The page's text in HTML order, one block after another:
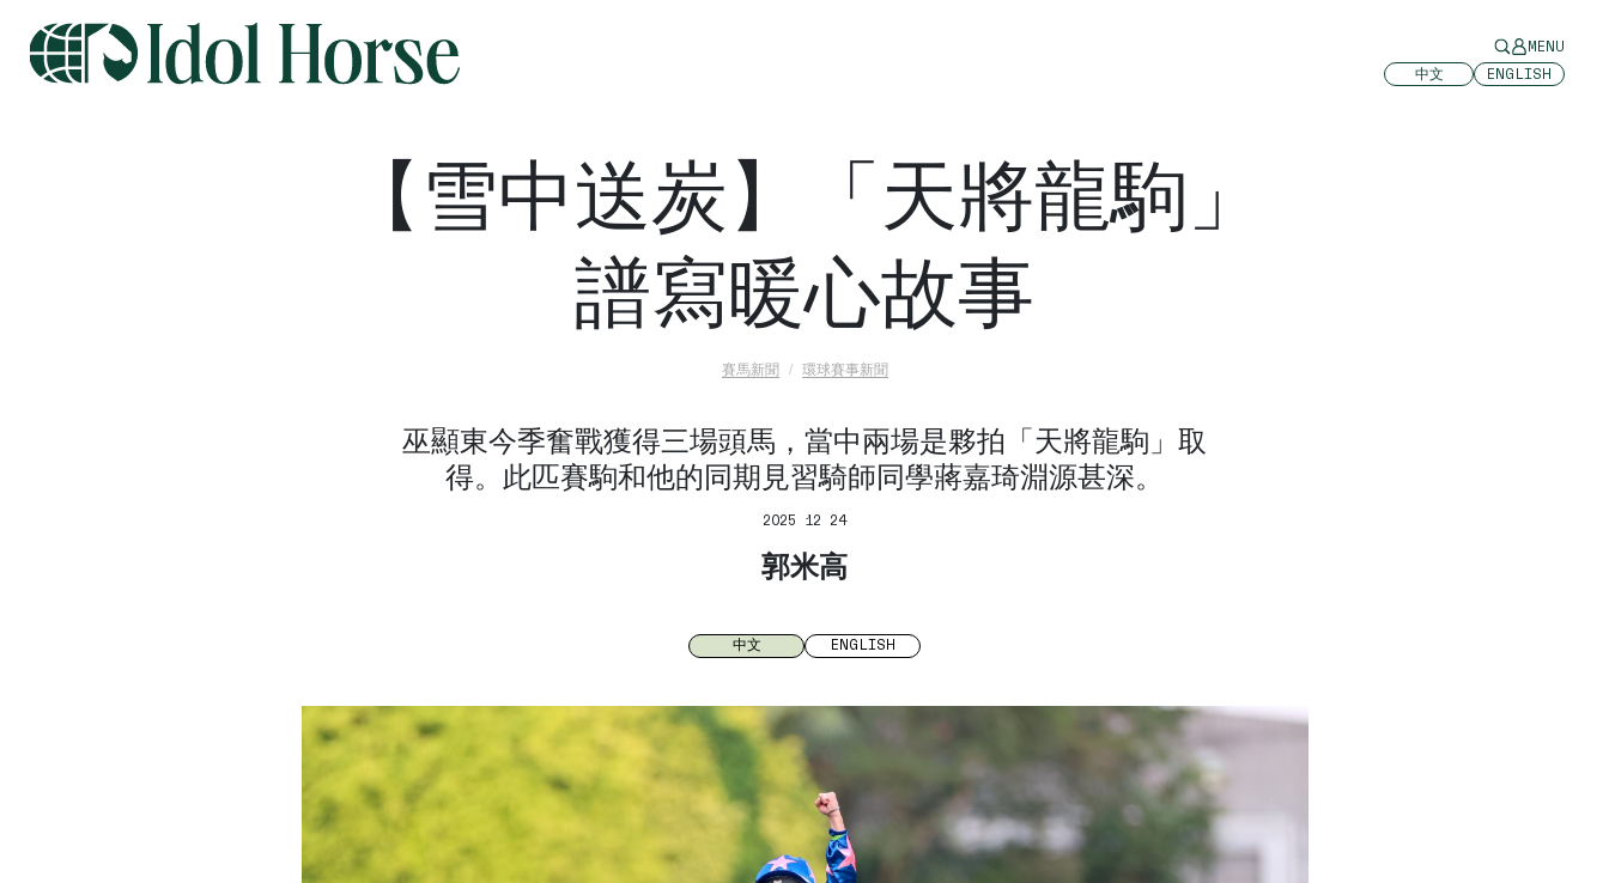
MENU
中文
ENGLISH
【雪中送炭】「天將龍駒」
譜寫暖心故事
賽馬新聞 環球賽事新聞
巫顯東今季奮戰獲得三場頭馬，當中兩場是夥拍「天將龍駒」取
得。此匹賽駒和他的同期見習騎師同學蔣嘉琦淵源甚深。
2025 12 24
郭米高
中文 ENGLISH